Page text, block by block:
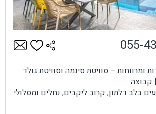
קבוצה
בלב דלתון, קרוב ליקבים, נחלים ומסלולי
055-